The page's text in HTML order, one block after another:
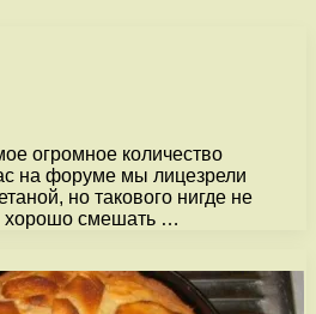
огромное количество
на форуме мы лицезрели
но такового нигде не
хорошо смешать …